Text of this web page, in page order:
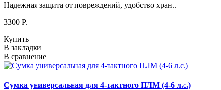
Надежная защита от повреждений, удобство хран..
3300 P.
Купить
В закладки
В сравнение
Сумка универсальная для 4-тактного ПЛМ (4-6 л.с.)